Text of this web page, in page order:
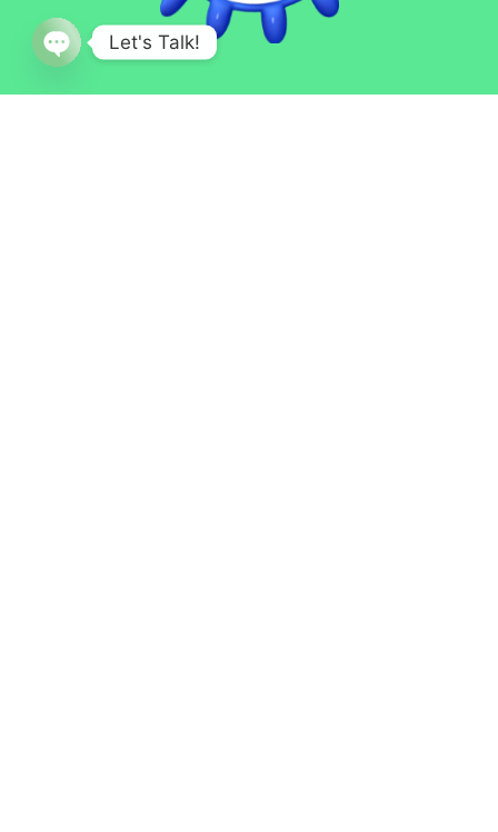
Let's Talk!
chaty